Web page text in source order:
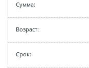
Cумма:
Возраст:
Срок: